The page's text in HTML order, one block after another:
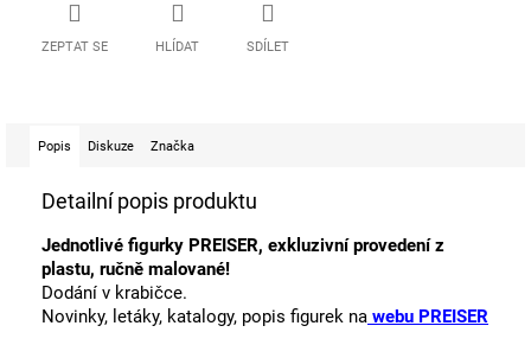
ZEPTAT SE HLÍDAT SDÍLET
Popis Diskuze Značka
Detailní popis produktu
Jednotlivé figurky PREISER, exkluzivní provedení z
plastu, ručně malované!
Dodání v krabičce.
Novinky, letáky, katalogy, popis figurek na webu PREISER